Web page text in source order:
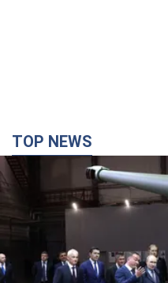
TOP NEWS